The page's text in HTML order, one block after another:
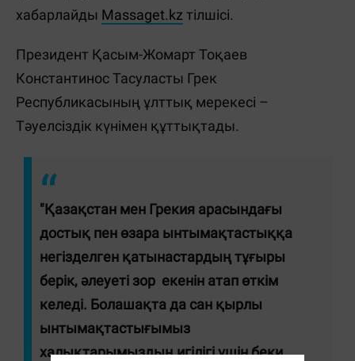
хабарлайды Massaget.kz тілшісі.
Президент Қасым-Жомарт Тоқаев
Константинос Тасуласты Грек
Республикасының ұлттық мерекесі –
Тәуелсіздік күнімен құттықтады.
"Қазақстан мен Грекия арасындағы
достық пен өзара ынтымақтастыққа
негізделген қатынастардың тұғыры
берік, әлеуеті зор екенін атап өткім
келеді. Болашақта да сан қырлы
ынтымақтастығымыз
халықтарымыздың игілігі үшін беки